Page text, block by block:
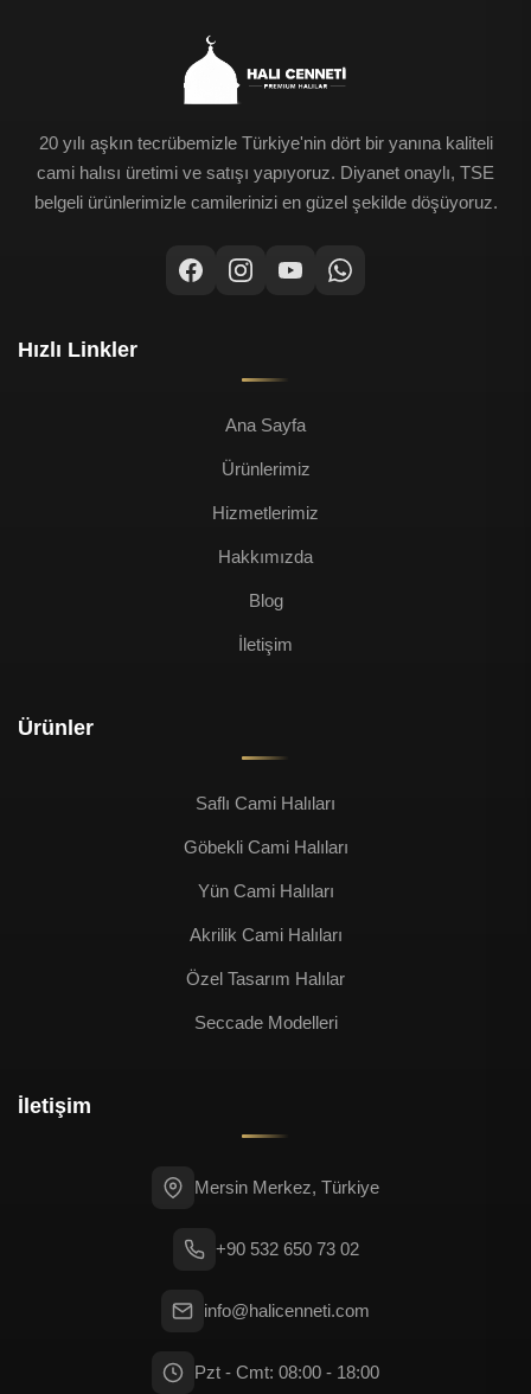
20 yılı aşkın tecrübemizle Türkiye'nin dört bir yanına kaliteli
cami halısı üretimi ve satışı yapıyoruz. Diyanet onaylı, TSE
belgeli ürünlerimizle camilerinizi en güzel şekilde döşüyoruz.
Hızlı Linkler
Ana Sayfa
Ürünlerimiz
Hizmetlerimiz
Hakkımızda
Blog
İletişim
Ürünler
Saflı Cami Halıları
Göbekli Cami Halıları
Yün Cami Halıları
Akrilik Cami Halıları
Özel Tasarım Halılar
Seccade Modelleri
İletişim
Mersin Merkez, Türkiye
+90 532 650 73 02
info@halicenneti.com
Pzt - Cmt: 08:00 - 18:00